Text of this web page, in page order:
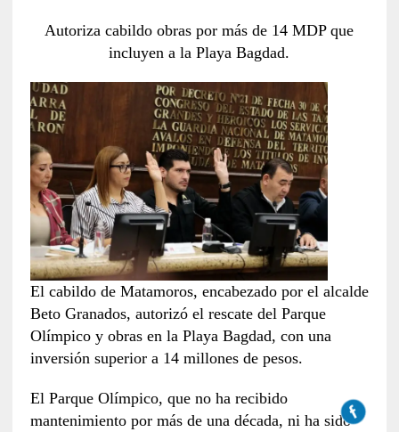
Autoriza cabildo obras por más de 14 MDP que
incluyen a la Playa Bagdad.
El cabildo de Matamoros, encabezado por el alcalde
Beto Granados, autorizó el rescate del Parque
Olímpico y obras en la Playa Bagdad, con una
inversión superior a 14 millones de pesos.
El Parque Olímpico, que no ha recibido
mantenimiento por más de una década, ni ha sido